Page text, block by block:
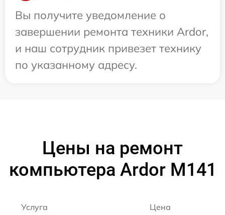
Вы получите уведомление о
завершении ремонта техники Ardor,
и наш сотрудник привезет технику
по указанному адресу.
Цены на ремонт
компьютера Ardor M141
Услуга Цена